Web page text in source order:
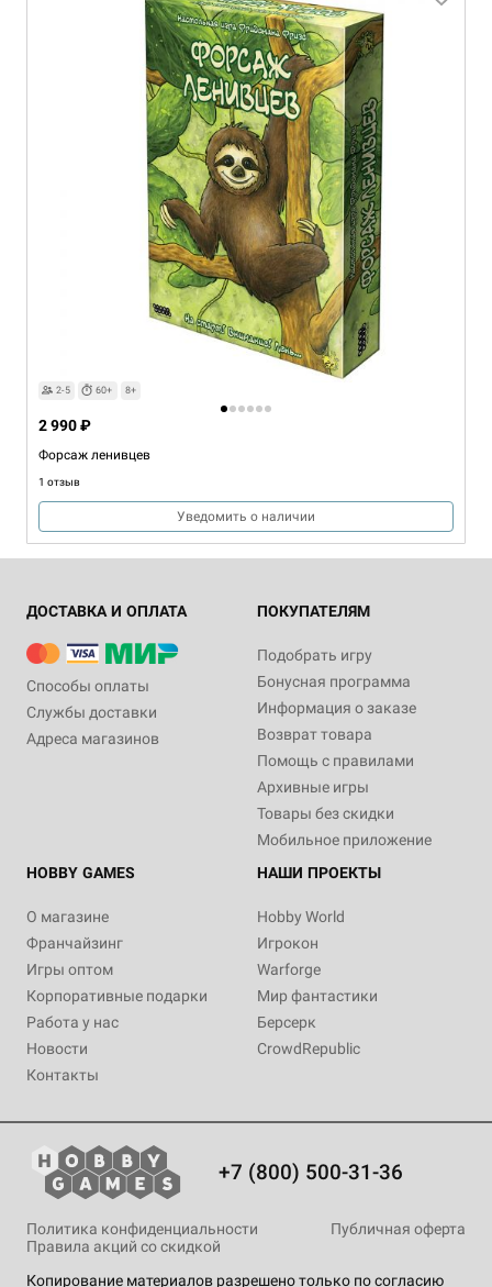
2-5 60+ 8+
Форсаж ленивцев
1 отзыв
2 990 ₽
Уведомить о наличии
ДОСТАВКА И ОПЛАТА
Способы оплаты
Службы доставки
Адреса магазинов
ПОКУПАТЕЛЯМ
Подобрать игру
Бонусная программа
Информация о заказе
Возврат товара
Помощь с правилами
Архивные игры
Товары без скидки
Мобильное приложение
HOBBY GAMES
О магазине
Франчайзинг
Игры оптом
Корпоративные подарки
Работа у нас
Новости
Контакты
НАШИ ПРОЕКТЫ
Hobby World
Игрокон
Warforge
Мир фантастики
Берсерк
CrowdRepublic
+7 (800) 500-31-36
Копирование материалов разрешено только по согласию
Политика конфиденциальности
Публичная оферта
Правила акций со скидкой